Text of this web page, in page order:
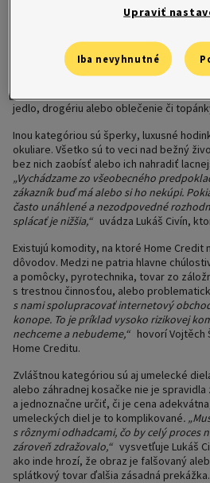
nemajú dostatok hotovosti na drahšiu
neplatí do dôsledku, niektoré druhy
približuje David Bystrzycki, generálny
firmy všeobecne neponúkajú na splátky
100 eur. Je to akási psychologická
jedlo, drogériu alebo oblečenie či
Inou kategóriou sú šperky, luxusné
okuliare. Všetko sú to veci nad bežný
bez nich zaobísť alebo ich nahradiť
„Vychádzame zo všeobecného
zákazník buď má alebo si ho nekúpi.
často unáhlené a nezodpovedné
splácať je nižšia,“uvádza Lukáš Civín,
Existujú komodity, na ktoré Home
dôvodov. Medzi ne patria hlavne
a pomôcky, pyrotechnika, tovar zo
s trestnou činnosťou, alebo
s nami spolupracovať internetový
konope. To je príklad vysoko rizikovej
nechceme a nebudeme,“hovorí Vojtěch
Home Creditu.
Zvláštnou kategóriou sú aj umelecké
alebo záhradnej kosačke nie je
a jednoznačne určiť, či je cena
umeleckých diel je to komplikované.
s rôznymi odhadcami, čo by celý proces
zároveň zdražovalo,“vysvetľuje Lukáš
ako inde hrozí, že obraz je falšovaný
splátkový tovar ďalšia zásadná prekážka.
Upraviť
Iba nevyhnutné